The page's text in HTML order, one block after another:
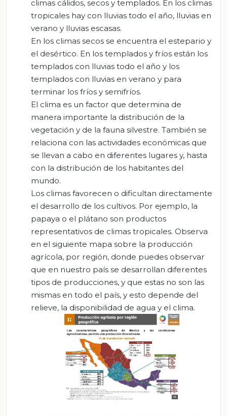
climas cálidos, secos y templados. En los climas
tropicales hay con lluvias todo el año, lluvias en
verano y lluvias escasas.
En los climas secos se encuentra el estepario y
el desértico. En los templados y fríos están los
templados con lluvias todo el año y los
templados con lluvias en verano y para
terminar los fríos y semifríos.
El clima es un factor que determina de
manera importante la distribución de la
vegetación y de la fauna silvestre. También se
relaciona con las actividades económicas que
se llevan a cabo en diferentes lugares y, hasta
con la distribución de los habitantes del
mundo.
Los climas favorecen o dificultan directamente
el desarrollo de los cultivos. Por ejemplo, la
papaya o el plátano son productos
representativos de climas tropicales. Observa
en el siguiente mapa sobre la producción
agrícola, por región, donde puedes observar
que en nuestro país se desarrollan diferentes
tipos de producciones, y que estas no son las
mismas en todo el país, y esto depende del
relieve, la disponibilidad de agua y el clima.